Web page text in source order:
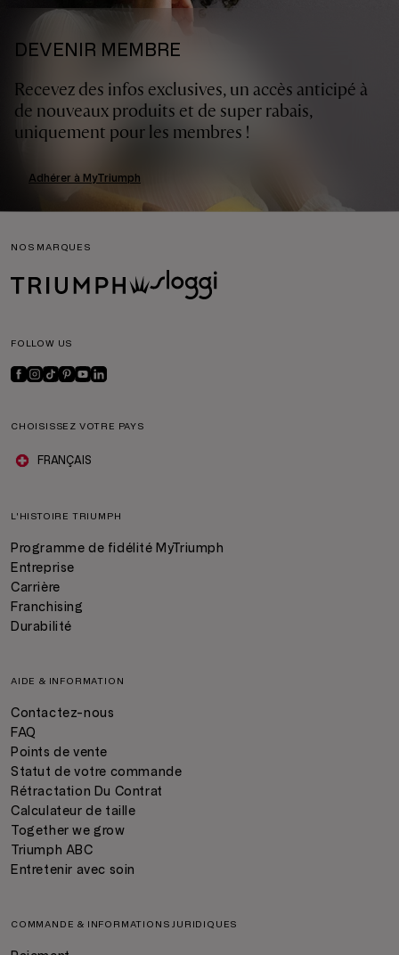
DEVENIR MEMBRE
Recevez des infos exclusives, un accès anticipé à
de nouveaux produits et de super rabais,
uniquement pour les membres !
Adhérer à MyTriumph
NOS MARQUES
FOLLOW US
CHOISISSEZ VOTRE PAYS
FRANÇAIS
L'HISTOIRE TRIUMPH
Programme de fidélité MyTriumph
Entreprise
Carrière
Franchising
Durabilité
AIDE & INFORMATION
Contactez-nous
FAQ
Points de vente
Statut de votre commande
Rétractation Du Contrat
Calculateur de taille
Together we grow
Triumph ABC
Entretenir avec soin
COMMANDE & INFORMATIONS JURIDIQUES